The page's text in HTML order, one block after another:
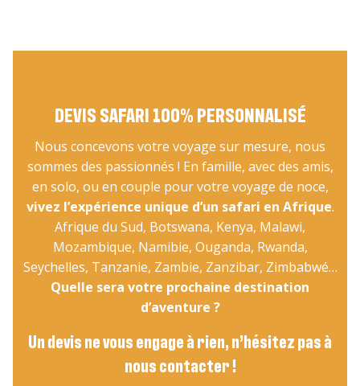
DEVIS SAFARI 100% PERSONNALISÉ
Nous concevons votre voyage sur mesure, nous
sommes des passionnés ! En famille, avec des amis,
en solo, ou en couple pour votre voyage de noce,
vivez l’expérience unique d’un safari en Afrique.
Afrique du Sud, Botswana, Kenya, Malawi,
Mozambique, Namibie, Ouganda, Rwanda,
Seychelles, Tanzanie, Zambie, Zanzibar, Zimbabwé…
Quelle sera votre prochaine destination
d’aventure ?
Un devis ne vous engage à rien, n’hésitez pas à
nous contacter !